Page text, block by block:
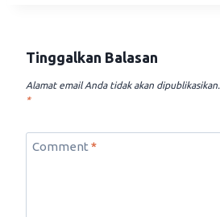
Tinggalkan Balasan
Alamat email Anda tidak akan dipublikasikan.
*
Comment*